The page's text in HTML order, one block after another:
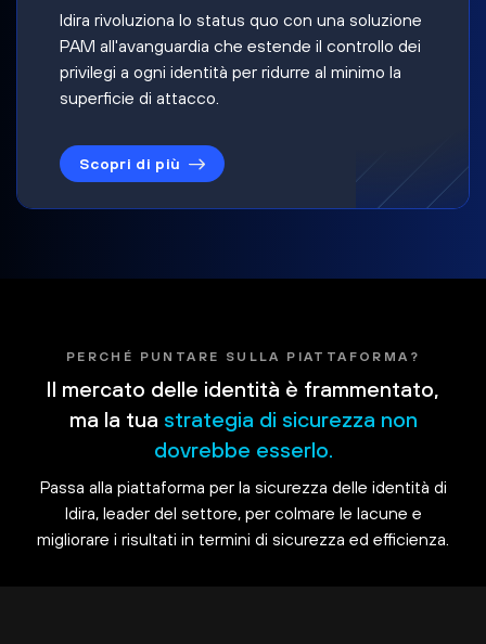
Idira rivoluziona lo status quo con una soluzione
PAM all'avanguardia che estende il controllo dei
privilegi a ogni identità per ridurre al minimo la
superficie di attacco.
Scopri di più
PERCHÉ PUNTARE SULLA PIATTAFORMA?
Il mercato delle identità è frammentato,
ma la tua strategia di sicurezza non
dovrebbe esserlo.
Passa alla piattaforma per la sicurezza delle identità di
Idira, leader del settore, per colmare le lacune e
migliorare i risultati in termini di sicurezza ed efficienza.